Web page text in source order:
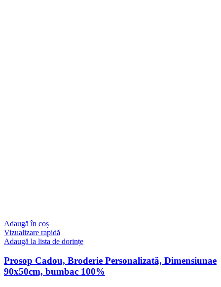
Adaugă în coș
Vizualizare rapidă
Adaugă la lista de dorințe
Prosop Cadou, Broderie Personalizată, Dimensiunae
90x50cm, bumbac 100%